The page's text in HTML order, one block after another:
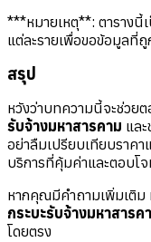
***หมายเหตุ**: ตารางนี้
แต่ละรายเพื่อขอข้อมูลที่
สรุป
หวังว่าบทความนี้จะช่วย
รับจ้างมหาสารคาม แล
อย่าลืมเปรียบเทียบราคา
บริการที่คุ้มค่าและตอบโ
หากคุณมีคำถามเพิ่มเติม
กระบะรับจ้างมหาสารค
โดยตรง